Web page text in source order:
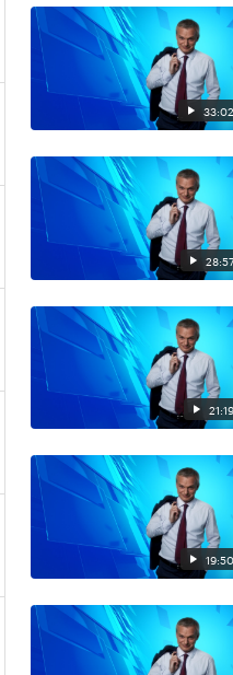
33:02
28:57
21:19
19:50